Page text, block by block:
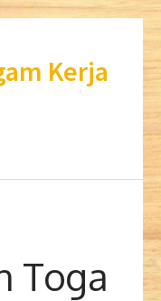
Kerja
Toga